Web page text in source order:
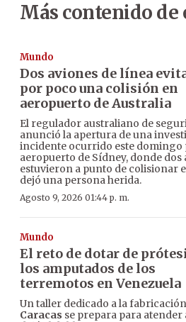
Más contenido de
Mundo
Dos aviones de línea
por poco una colisión en
aeropuerto de Australia
El regulador australiano de
anunció la apertura de una
incidente ocurrido este domingo
aeropuerto de Sídney, donde
estuvieron a punto de colisionar
dejó una persona herida.
Agosto 9, 2026 01:44 p. m.
Mundo
El reto de dotar de
los amputados de los
terremotos en Venezuela
Un taller dedicado a la
Caracas se prepara para atender